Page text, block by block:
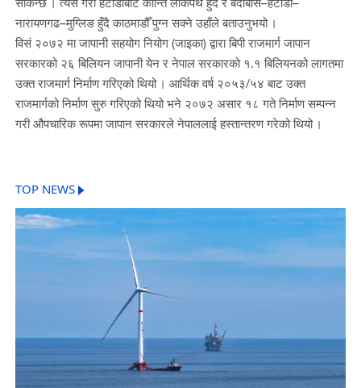
नारायणगढ–मुग्लिङ हुँदै काठमाडौँ पुग्न सक्ने उहाँले बताउनुभयो ।
विसं २०७२ मा जापानी सहयोग नियोग (जाइका) द्वारा बिपी राजमार्ग जापान
सरकारको २६ बिलियन जापानी येन र नेपाल सरकारको १.१ बिलियनको लागतमा
उक्त राजमार्ग निर्माण गरिएको थियो । आर्थिक वर्ष २०५३/५४ बाट उक्त
राजमार्गको निर्माण सुरु गरिएको थियो भने २०७२ असार १८ गते निर्माण सम्पन्न
गरी औपचारिक रूपमा जापान सरकारले नेपाललाई हस्तान्तरण गरेको थियो ।
TOP NEWS